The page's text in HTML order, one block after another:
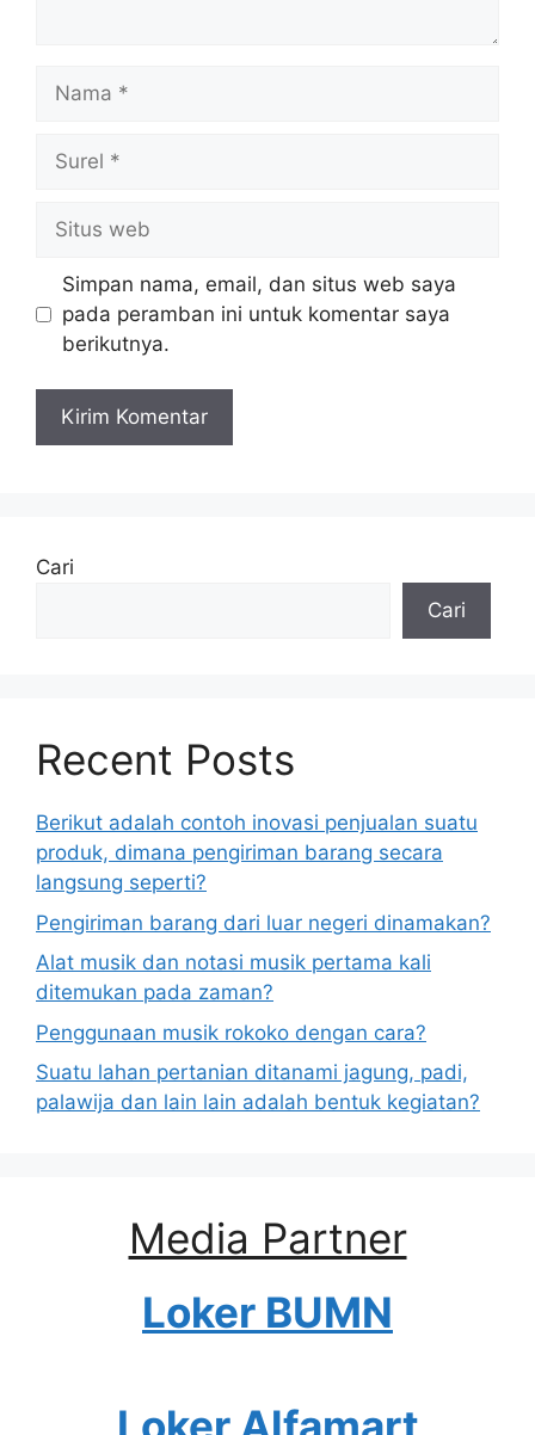
web
Simpan nama, email, dan situs web saya
pada peramban ini untuk komentar saya
berikutnya.
Cari
Cari
Recent Posts
Berikut adalah contoh inovasi penjualan suatu
produk, dimana pengiriman barang secara
langsung seperti?
Pengiriman barang dari luar negeri dinamakan?
Alat musik dan notasi musik pertama kali
ditemukan pada zaman?
Penggunaan musik rokoko dengan cara?
Suatu lahan pertanian ditanami jagung, padi,
palawija dan lain lain adalah bentuk kegiatan?
Media Partner
Loker BUMN